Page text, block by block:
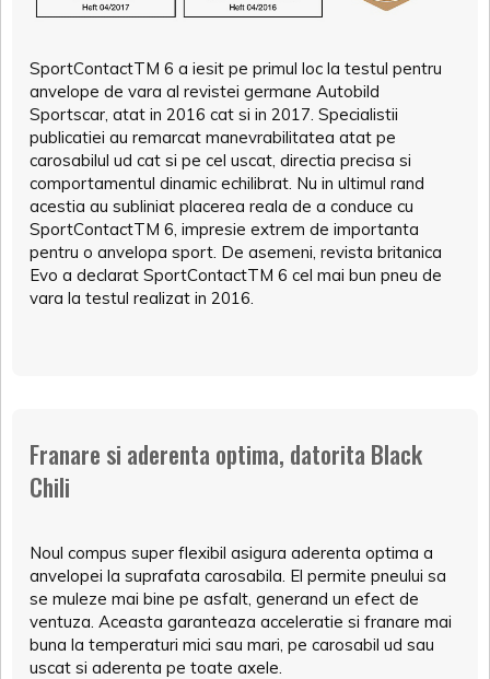
SportContactTM 6 a iesit pe primul loc la testul pentru
anvelope de vara al revistei germane Autobild
Sportscar, atat in 2016 cat si in 2017. Specialistii
publicatiei au remarcat manevrabilitatea atat pe
carosabilul ud cat si pe cel uscat, directia precisa si
comportamentul dinamic echilibrat. Nu in ultimul rand
acestia au subliniat placerea reala de a conduce cu
SportContactTM 6, impresie extrem de importanta
pentru o anvelopa sport. De asemeni, revista britanica
Evo a declarat SportContactTM 6 cel mai bun pneu de
vara la testul realizat in 2016.
Franare si aderenta optima, datorita Black
Chili
Noul compus super flexibil asigura aderenta optima a
anvelopei la suprafata carosabila. El permite pneului sa
se muleze mai bine pe asfalt, generand un efect de
ventuza. Aceasta garanteaza acceleratie si franare mai
buna la temperaturi mici sau mari, pe carosabil ud sau
uscat si aderenta pe toate axele.